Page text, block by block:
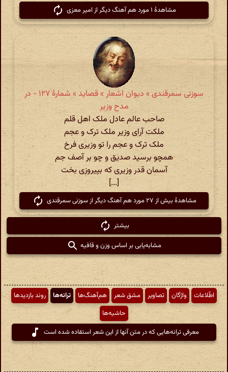
مشاهدهٔ ۱ مورد هم آهنگ دیگر از امیر معزی
سوزنی سمرقندی » دیوان اشعار » قصاید » شمارهٔ ۱۲۷ - در
مدح وزیر
صاحب عالم عادل ملک اهل قلم
ملکت آرای وزیر ملک ترک و عجم
ملک ترک و عجم را تو وزیری فرخ
همچو برسید صدیق و چو بر آصف جم
آسمان قدر وزیری که بپیروزی بخت
[...]
مشاهدهٔ بیش از ۲۷ مورد هم آهنگ دیگر از سوزنی سمرقندی
بیشتر
مشابه‌یابی بر اساس وزن و قافیه
اطّلاعات واژگان تصاویر مشق شعر هم‌آهنگ‌ها ترانه‌ها
روند بازدیدها
حاشیه‌ها
معرفی ترانه‌هایی که در متن آنها از این شعر استفاده شده است